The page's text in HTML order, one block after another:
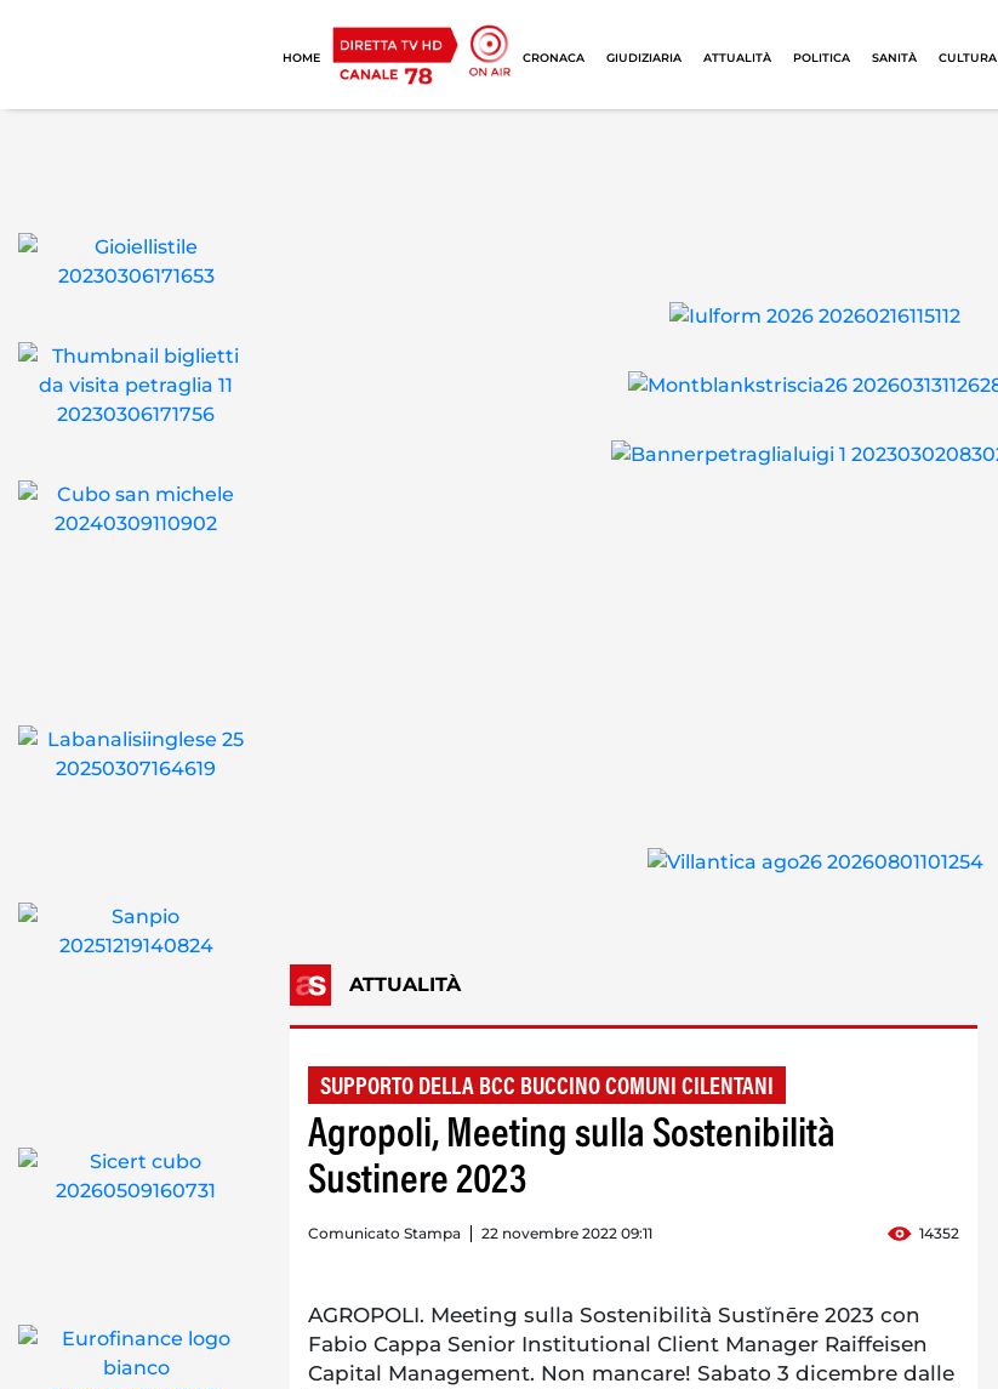
HOME CRONACA GIUDIZIARIA ATTUALITÀ POLITICA SANITÀ CULTURA
ATTUALITÀ
SUPPORTO DELLA BCC BUCCINO COMUNI CILENTANI
Agropoli, Meeting sulla Sostenibilità
Sustinere 2023
Comunicato Stampa 22 novembre 2022 09:11 14352
AGROPOLI. Meeting sulla Sostenibilità Sustĭnēre 2023 con
Fabio Cappa Senior Institutional Client Manager Raiffeisen
Capital Management. Non mancare! Sabato 3 dicembre dalle